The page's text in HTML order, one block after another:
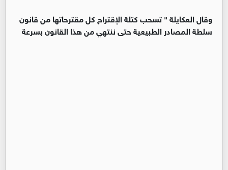
وقال العكايلة " تسحب كتلة الإقتراح كل مقترحاتها من قانون
سلطة المصادر الطبيعية حتى ننتهي من هذا القانون بسرعة